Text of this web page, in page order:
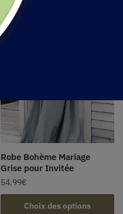
Robe Bohème Mariage
Grise pour Invitée
54.99€
Choix des options